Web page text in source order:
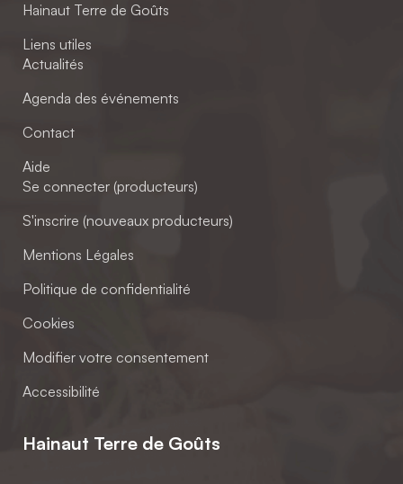
Hainaut Terre de Goûts
Liens utiles
Actualités
Agenda des événements
Contact
Aide
Se connecter (producteurs)
S'inscrire (nouveaux producteurs)
Mentions Légales
Politique de confidentialité
Cookies
Modifier votre consentement
Accessibilité
Hainaut Terre de Goûts